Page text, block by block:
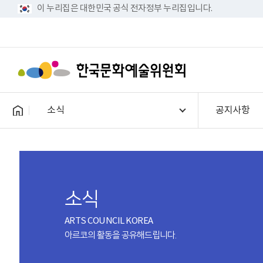
이 누리집은 대한민국 공식 전자정부 누리집입니다.
소식 공지사항
소식
ARTS COUNCIL KOREA
아르코의 활동을 공유해드립니다.